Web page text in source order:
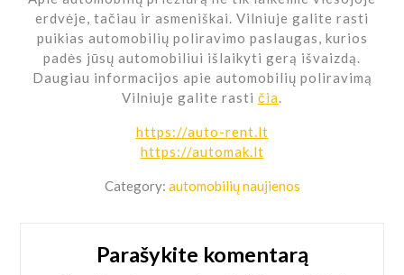
erdvėje, tačiau ir asmeniškai. Vilniuje galite rasti
puikias automobilių poliravimo paslaugas, kurios
padės jūsų automobiliui išlaikyti gerą išvaizdą.
Daugiau informacijos apie automobilių poliravimą
Vilniuje galite rasti čia.
https://auto-rent.lt
https://automak.lt
Category: automobilių naujienos
Parašykite komentarą